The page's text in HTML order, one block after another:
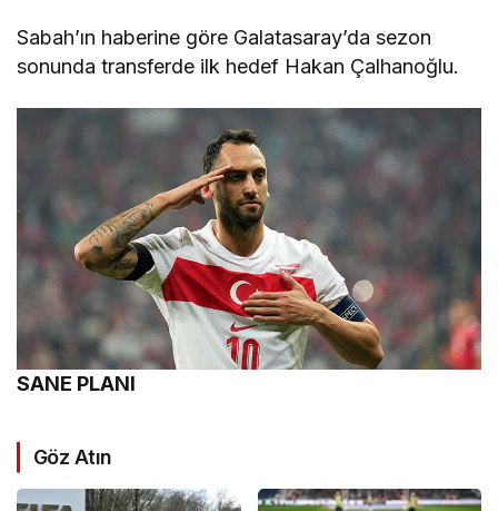
Sabah’ın haberine göre Galatasaray’da sezon
sonunda transferde ilk hedef Hakan Çalhanoğlu.
SANE PLANI
Göz Atın